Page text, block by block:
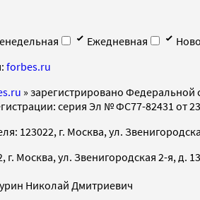
Ежедневная
forbes.ru
» зарегистрировано
серия Эл № ФС77-82431 от
123022, г. Москва, ул.
Москва, ул. Звенигородская 2-я, д.
Николай Дмитриевич